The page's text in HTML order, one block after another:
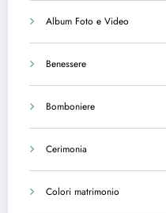
Album Foto e Video
Benessere
Bomboniere
Cerimonia
Colori matrimonio